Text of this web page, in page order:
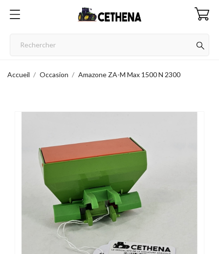
Accueil Occasion Amazone ZA-M Max 1500 N 2300